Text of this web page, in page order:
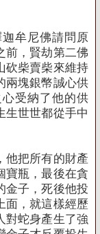
牟尼佛請問原
前，賢劫第二佛
砍柴賣柴來維持
兩塊銀幣誠心供
受納了他的供
生世世都從手中
把所有的財產
寶瓶，最後在貪
金子，死後他投
面，就這樣經歷
對蛇身產生了強